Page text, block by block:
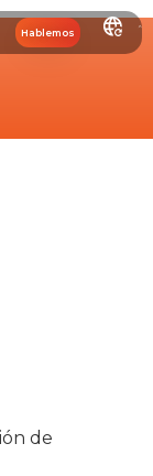
Hablemos
de